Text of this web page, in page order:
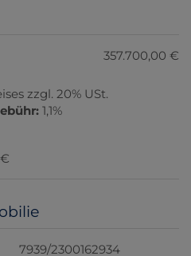
357.700,00 €
zzgl. 20% USt.
1,1%
7939/2300162934